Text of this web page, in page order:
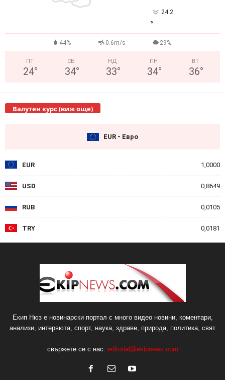
24.2
°
44% 0.6m/s 29%
ПТ
24°
СБ
34°
НД
33°
ПН
34°
ВТ
36°
Валутен курс (виж още)
EUR - Евро
EUR 1,0000
USD 0,8649
RUB 0,0105
TRY 0,0181
Екип Нюз е новинарски портал с много видео новини, коментари,
анализи, интервюта, спорт, наука, здраве, природа, политика, свят
свържете се с нас: editorial@ekipnews.com